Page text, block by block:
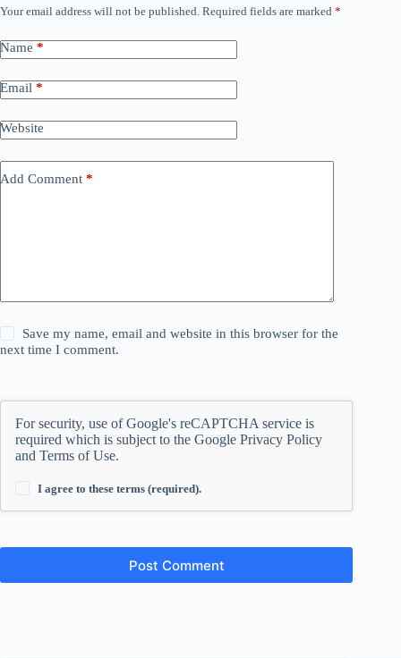
Your email address will not be published. Required fields are marked *
Name *
Email *
Website
Add Comment *
Save my name, email and website in this browser for the
next time I comment.
For security, use of Google's reCAPTCHA service is
required which is subject to the Google Privacy Policy
and Terms of Use.
I agree to these terms (required).
Post Comment